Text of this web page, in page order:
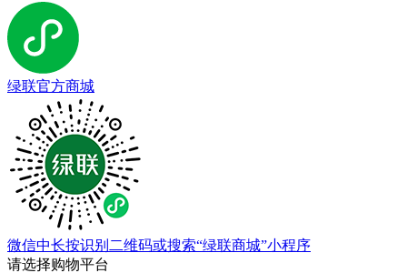
绿联官方商城
微信中长按识别二维码或搜索“绿联商城”小程序
请选择购物平台